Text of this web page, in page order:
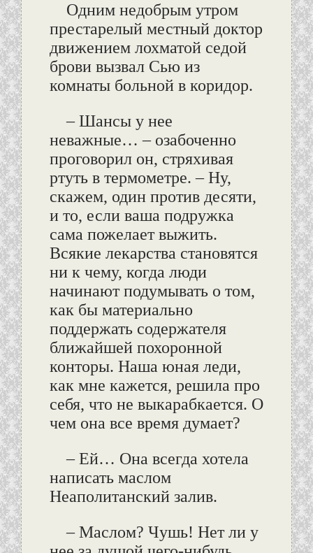
Одним недобрым утром
престарелый местный доктор
движением лохматой седой
брови вызвал Сью из
комнаты больной в коридор.
– Шансы у нее
неважные… – озабоченно
проговорил он, стряхивая
ртуть в термометре. – Ну,
скажем, один против десяти,
и то, если ваша подружка
сама пожелает выжить.
Всякие лекарства становятся
ни к чему, когда люди
начинают подумывать о том,
как бы материально
поддержать содержателя
ближайшей похоронной
конторы. Наша юная леди,
как мне кажется, решила про
себя, что не выкарабкается. О
чем она все время думает?
– Ей… Она всегда хотела
написать маслом
Неаполитанский залив.
– Маслом? Чушь! Нет ли у